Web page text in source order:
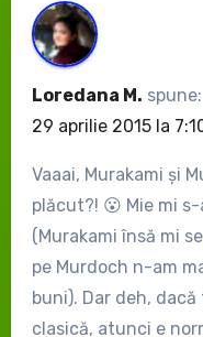
Loredana M. spune:
29 aprilie 2015 la
Vaaai, Murakami şi
plăcut?! 😮 Mie mi
(Murakami însă mi
pe Murdoch n-am
buni). Dar deh,
clasică, atunci e